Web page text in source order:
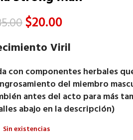
$20.00
Viril
con componentes herbales
del miembro
antes del acto para más
abajo en la descripción)
Sin existencias